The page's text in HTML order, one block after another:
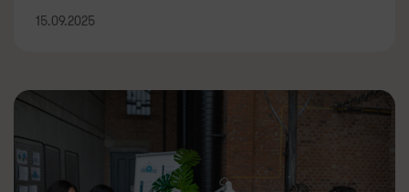
15.09.2025